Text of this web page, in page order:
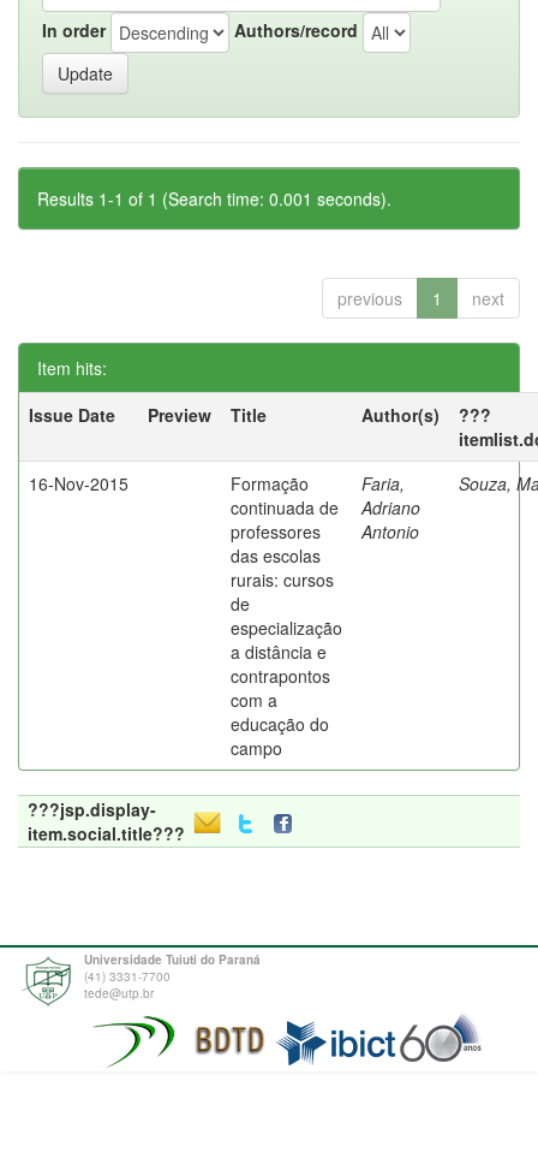
In order Authors/record
Results 1-1 of 1 (Search time: 0.001 seconds).
previous 1 next
Item hits:
Issue Date
Preview Title Author(s)
???
16-Nov-2015
Formação
continuada de
professores
das escolas
rurais: cursos
de
especialização
a distância e
contrapontos
com a
educação do
campo
Faria,
Adriano
Antonio
Souza,
???jsp.display-
item.social.title???
Universidade Tuiuti do Paraná
(41) 3331-7700
tede@utp.br